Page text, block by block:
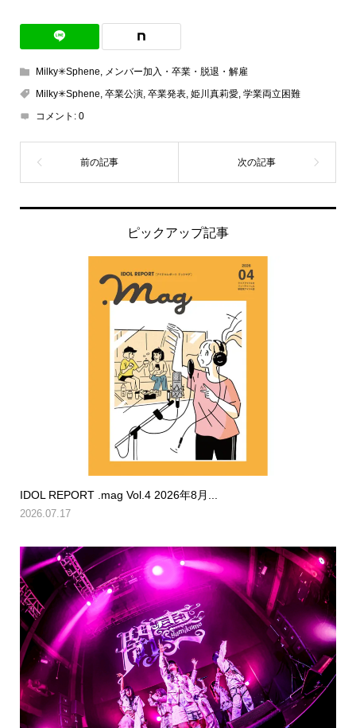
Milky✳︎Sphene
メンバー加入・卒業・脱退・解雇
Milky✳︎Sphene 卒業公演, 卒業発表, 姫川真莉愛, 学業両立困難
コメント: 0
ピックアップ記事
IDOL REPORT .mag Vol.4 2026年8月...
2026.07.17